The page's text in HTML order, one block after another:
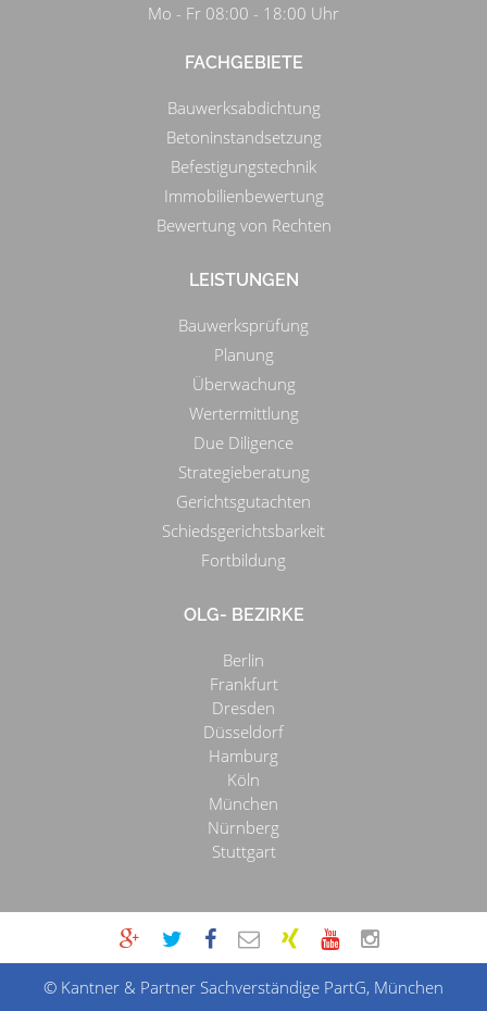
Mo - Fr 08:00 - 18:00 Uhr
FACHGEBIETE
Bauwerksabdichtung
Betoninstandsetzung
Befestigungstechnik
Immobilienbewertung
Bewertung von Rechten
LEISTUNGEN
Bauwerksprüfung
Planung
Überwachung
Wertermittlung
Due Diligence
Strategieberatung
Gerichtsgutachten
Schiedsgerichtsbarkeit
Fortbildung
OLG- BEZIRKE
Berlin
Frankfurt
Dresden
Düsseldorf
Hamburg
Köln
München
Nürnberg
Stuttgart
© Kantner & Partner Sachverständige PartG, München